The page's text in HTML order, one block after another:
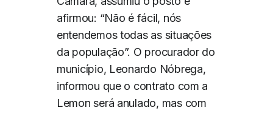
afirmou: “Não é fácil, nós
entendemos todas as situações
da população”. O procurador do
município, Leonardo Nóbrega,
informou que o contrato com a
Lemon será anulado, mas com